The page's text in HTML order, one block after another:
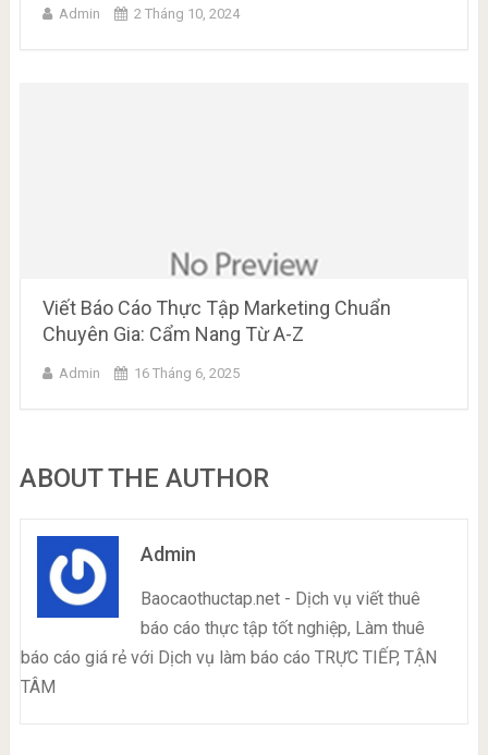
Admin 2 Tháng 10, 2024
Viết Báo Cáo Thực Tập Marketing Chuẩn
Chuyên Gia: Cẩm Nang Từ A-Z
Admin 16 Tháng 6, 2025
ABOUT THE AUTHOR
Admin
Baocaothuctap.net - Dịch vụ viết thuê
báo cáo thực tập tốt nghiệp, Làm thuê
báo cáo giá rẻ với Dịch vụ làm báo cáo TRỰC TIẾP, TẬN
TÂM